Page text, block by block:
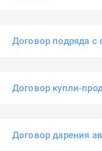
Договор подряда
Договор купли-
Договор дарения